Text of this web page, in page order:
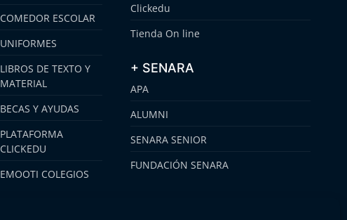
COMEDOR ESCOLAR
UNIFORMES
LIBROS DE TEXTO Y
MATERIAL
BECAS Y AYUDAS
PLATAFORMA
CLICKEDU
EMOOTI COLEGIOS
Clickedu
Tienda On line
+ SENARA
APA
ALUMNI
SENARA SENIOR
FUNDACIÓN SENARA